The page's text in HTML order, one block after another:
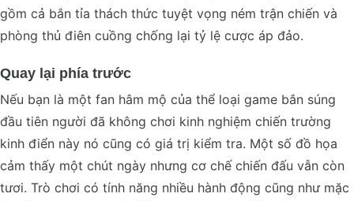
gồm cả bắn tỉa thách thức tuyệt vọng ném trận chiến và
phòng thủ điên cuồng chống lại tỷ lệ cược áp đảo.
Quay lại phía trước
Nếu bạn là một fan hâm mộ của thể loại game bắn súng
đầu tiên người đã không chơi kinh nghiệm chiến trường
kinh điển này nó cũng có giá trị kiểm tra. Một số đồ họa
cảm thấy một chút ngày nhưng cơ chế chiến đấu vẫn còn
tươi. Trò chơi có tính năng nhiều hành động cũng như mặc